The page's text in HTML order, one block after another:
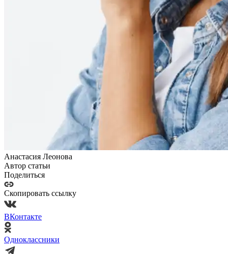
Анастасия Леонова
Автор статьи
Поделиться
Скопировать ссылку
ВКонтакте
Одноклассники